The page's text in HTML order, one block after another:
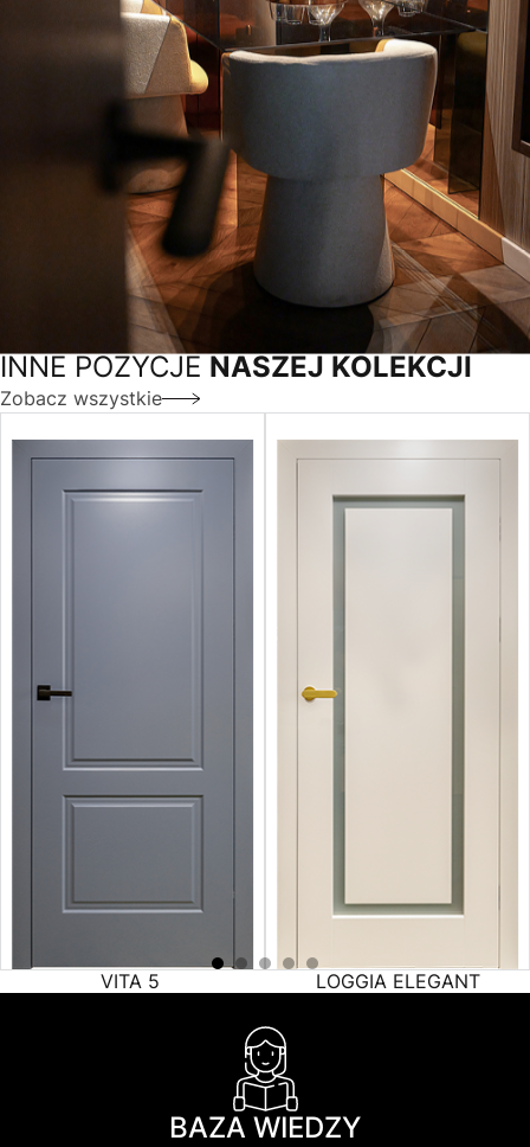
INNE POZYCJE NASZEJ KOLEKCJI
Zobacz wszystkie
VITA 5 LOGGIA ELEGANT
BAZA WIEDZY